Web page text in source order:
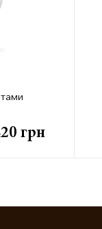
грн